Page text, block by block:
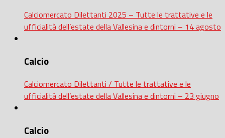
Calciomercato Dilettanti 2025 – Tutte le trattative e le
ufficialità dell’estate della Vallesina e dintorni – 14 agosto
Calcio
Calciomercato Dilettanti / Tutte le trattative e le
ufficialità dell’estate della Vallesina e dintorni – 23 giugno
Calcio